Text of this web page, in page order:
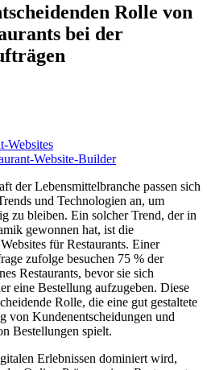
Rolle von
bei der
Websites
Website-Builder
der Lebensmittelbranche passen sich
und Technologien an, um
zu bleiben. Ein solcher Trend, der in
gewonnen hat, ist die
für Restaurants. Einer
zufolge besuchen 75 % der
Restaurants, bevor sie sich
eine Bestellung aufzugeben. Diese
Rolle, die eine gut gestaltete
von Kundenentscheidungen und
Bestellungen spielt.
Erlebnissen dominiert wird,